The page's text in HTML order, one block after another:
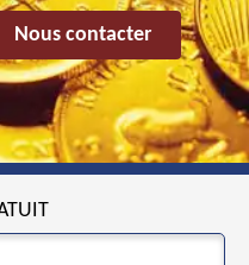
Nous contacter